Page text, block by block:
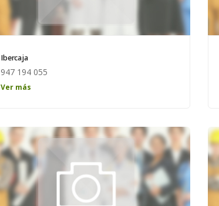
Ibercaja
947 194 055
Horario: de lunes a viernes de 8:00 a 15:00
Ver más